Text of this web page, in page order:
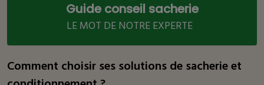
Guide conseil sacherie
LE MOT DE NOTRE EXPERTE
Comment choisir ses solutions de sacherie et